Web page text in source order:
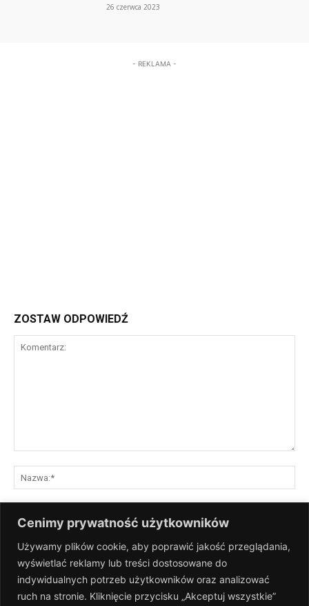
Cenimy prywatność użytkowników
Używamy plików cookie, aby poprawić jakość przeglądania,
wyświetlać reklamy lub treści dostosowane do
indywidualnych potrzeb użytkowników oraz analizować
ruch na stronie. Kliknięcie przycisku „Akceptuj wszystkie”
26 czerwca 2023
- REKLAMA -
ZOSTAW ODPOWIEDŹ
Zapisz moje nazwisko, adres e-mail i stronę internetową w tej